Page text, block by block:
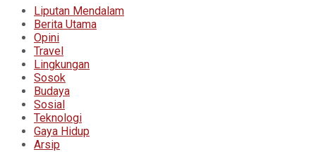
Liputan Mendalam
Berita Utama
Opini
Travel
Lingkungan
Sosok
Budaya
Sosial
Teknologi
Gaya Hidup
Arsip